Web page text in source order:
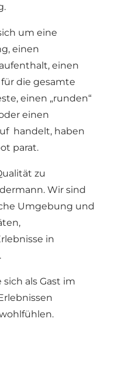
um eine
einen
einen
die gesamte
einen „runden“
einen
handelt, haben
parat.
zu
Wir sind
Umgebung und
in
als Gast im